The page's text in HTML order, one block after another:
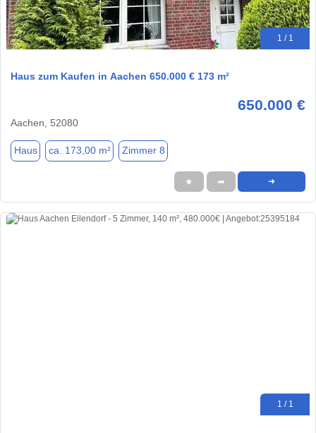
1 / 1
Haus zum Kaufen in Aachen 650.000 € 173 m²
650.000 €
Aachen, 52080
Haus ca. 173,00 m² Zimmer 8
★ ➦ ➜
1 / 1